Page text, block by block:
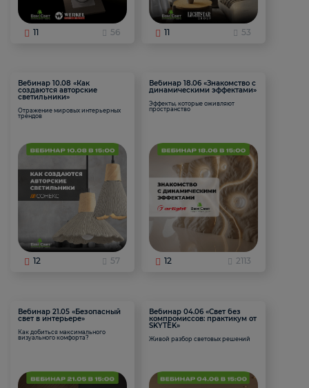
11 56 11 53
Вебинар 10.08 «Как
создаются авторские
светильники»
Отражение мировых интерьерных
трендов
12 57
Вебинар 18.06 «Знакомство с
динамическими эффектами»
Эффекты, которые оживляют
пространство
12 2113
Вебинар 21.05 «Безопасный
свет в интерьере»
Как добиться максимального
визуального комфорта?
Вебинар 04.06 «Свет без
компромиссов: практикум от
SKYTEK»
Живой разбор световых решений